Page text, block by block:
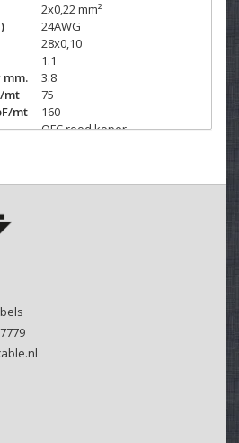
2x0,22 mm²
24AWG
28x0,10
1.1
3.8
mt
75
mt
160
OFC rood koper
Flame retardant PVC CEI 20-